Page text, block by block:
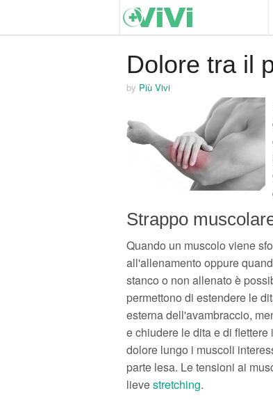
Dolore tra il
by Più Vivi
Strappo
Quando un muscolo viene
all'allenamento oppure
stanco o non allenato è
permettono di estendere le
esterna dell'avambraccio,
e chiudere le dita e di
dolore lungo i muscoli
parte lesa. Le tensioni ai
lievestretching.